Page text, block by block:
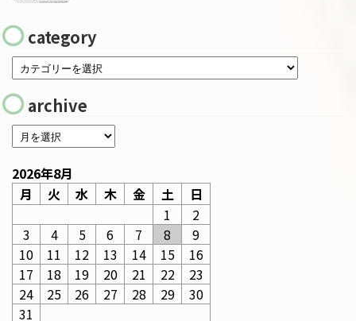
category
archive
2026年8月
月
火 水 木 金 土
日
1
2
3
4 5 6 7 8
9
10
11 12 13 14 15
16
17
18 19 20 21 22
23
24
25 26 27 28 29
30
31